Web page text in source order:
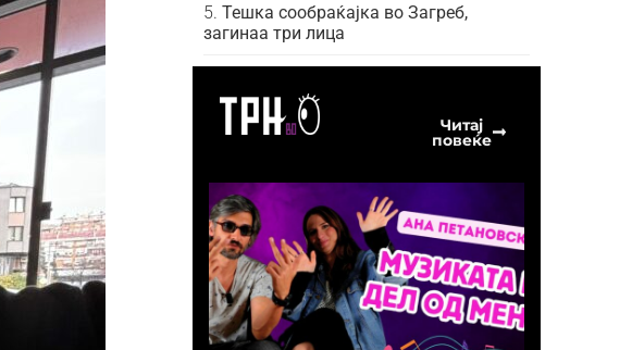
Тешка сообраќајка во Загреб,
загинаа три лица
Читај
повеќе